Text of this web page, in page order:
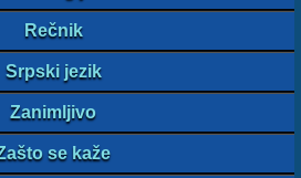
Rečnik
Srpski jezik
Zanimljivo
se kaže